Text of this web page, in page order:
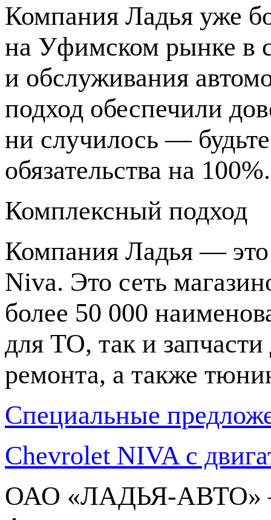
Компания Ладья уже
на Уфимском рынке в
и обслуживания
подход обеспечили
ни случилось —
обязательства на 100%.
Комплексный подход
Компания Ладья —
Niva. Это сеть
более 50 000
для ТО, так и
ремонта, а также
Специальные
Chevrolet NIVA с
ОАО «ЛАДЬЯ-АВТО»